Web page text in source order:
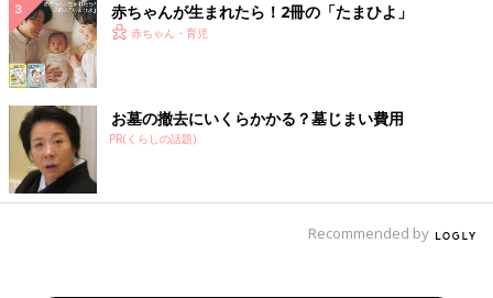
赤ちゃんが生まれたら！2冊の「たまひよ」
赤ちゃん・育児
お墓の撤去にいくらかかる？墓じまい費用
PR(くらしの話題)
Recommended by